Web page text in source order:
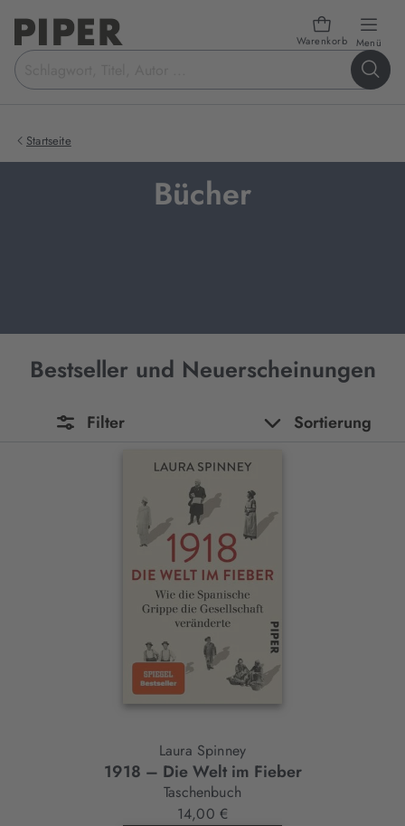
Warenkorb Menü
Suchbegriff
eingeben
Startseite
Bücher
Bestseller und Neuerscheinungen
Filter Sortierung
Laura Spinney
1918 – Die Welt im Fieber
Taschenbuch
14,00 €